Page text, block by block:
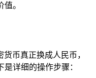
。
币真正换成人民币，
详细的操作步骤：